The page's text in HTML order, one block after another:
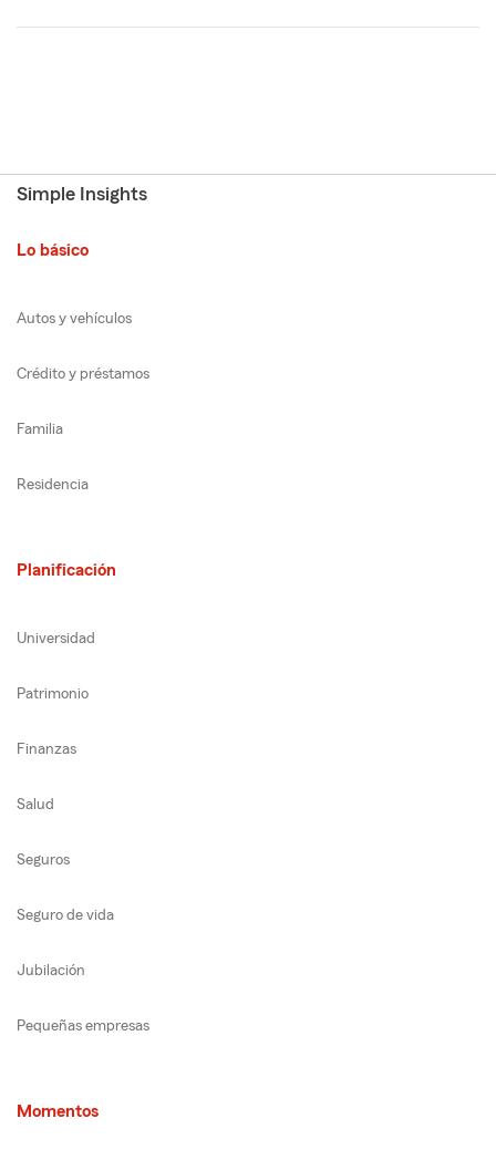
Simple Insights
Lo básico
Autos y vehículos
Crédito y préstamos
Familia
Residencia
Planificación
Universidad
Patrimonio
Finanzas
Salud
Seguros
Seguro de vida
Jubilación
Pequeñas empresas
Momentos